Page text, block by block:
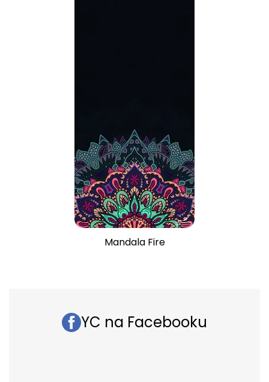
Mandala Fire
YC na Facebooku